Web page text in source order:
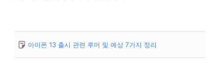
아이폰 13 출시 관련 루머 및 예상 7가지 정리